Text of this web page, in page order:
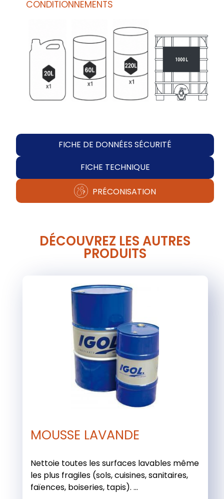
CONDITIONNEMENTS
FICHE DE DONNÉES SÉCURITÉ
FICHE TECHNIQUE
PRÉCONISATION
DÉCOUVREZ LES AUTRES
PRODUITS
MOUSSE LAVANDE
Nettoie toutes les surfaces lavables même
les plus fragiles (sols, cuisines, sanitaires,
faïences, boiseries, tapis). ...